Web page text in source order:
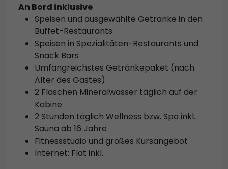
An Bord inklusive
Speisen und ausgewählte Getränke in den
Buffet-Restaurants
Speisen in Spezialitäten-Restaurants und
Snack Bars
Umfangreichstes Getränkepaket (nach
Alter des Gastes)
2 Flaschen Mineralwasser täglich auf der
Kabine
2 Stunden täglich Wellness bzw. Spa inkl.
Sauna ab 16 Jahre
Fitnessstudio und großes Kursangebot
Internet: Flat inkl.